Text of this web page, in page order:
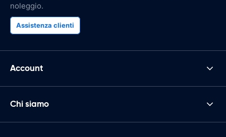
noleggio.
Assistenza clienti
Account
Chi siamo